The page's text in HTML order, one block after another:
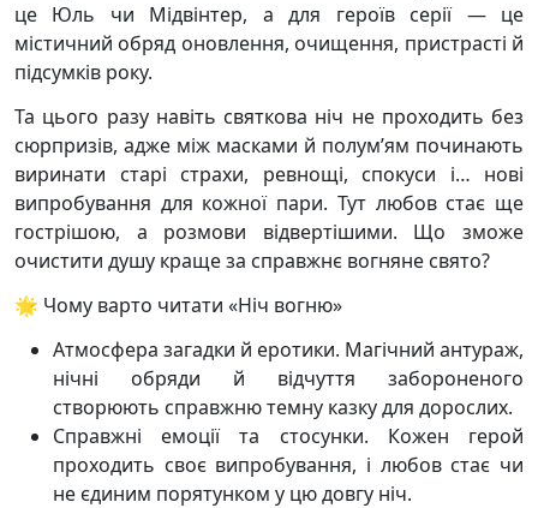
це Юль чи Мідвінтер, а для героїв серії — це
містичний обряд оновлення, очищення, пристрасті й
підсумків року.
Та цього разу навіть святкова ніч не проходить без
сюрпризів, адже між масками й полум’ям починають
виринати старі страхи, ревнощі, спокуси і… нові
випробування для кожної пари. Тут любов стає ще
гострішою, а розмови відвертішими. Що зможе
очистити душу краще за справжнє вогняне свято?
🌟 Чому варто читати «Ніч вогню»
Атмосфера загадки й еротики. Магічний антураж,
нічні обряди й відчуття забороненого
створюють справжню темну казку для дорослих.
Справжні емоції та стосунки. Кожен герой
проходить своє випробування, і любов стає чи
не єдиним порятунком у цю довгу ніч.